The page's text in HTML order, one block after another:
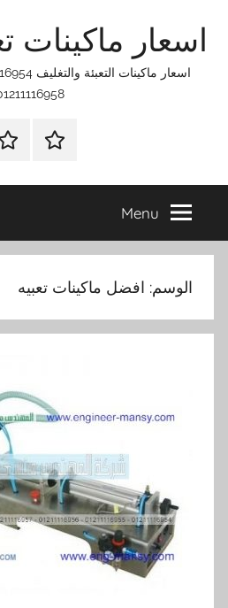
اسعار ماكينات
الرئيسيه
في
Menu
الوسم: افضل ماكينات تعبيه